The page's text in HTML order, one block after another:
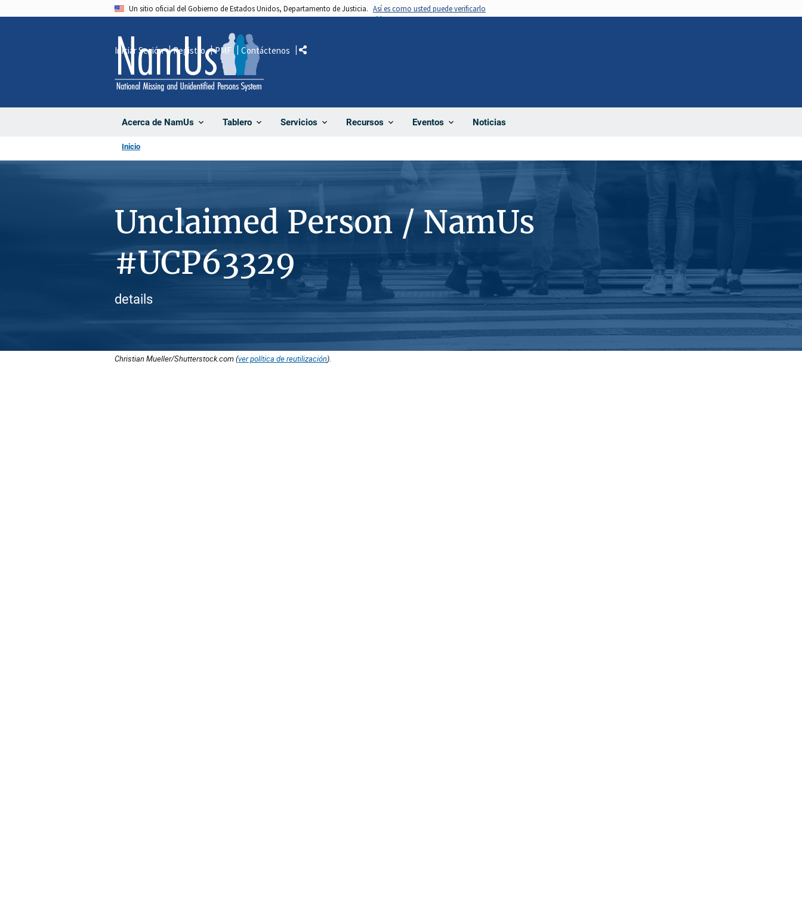
Un sitio oficial del Gobierno de Estados Unidos, Departamento de Justicia. Así es como usted puede verificarlo
Acerca de NamUs Tablero Servicios Recursos Eventos Noticias
Iniciar Sesión Registro PMF Contáctenos Comparte
Inicio
Unclaimed Person / NamUs
#UCP63329
details
Christian Mueller/Shutterstock.com (ver política de reutilización).